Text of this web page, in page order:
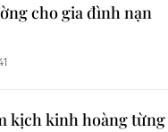
cho gia đình nạn
kịch kinh hoàng từng